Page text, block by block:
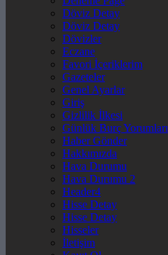
Döviz Detay
Döviz Detay
Dövizler
Eczane
Favori İçeriklerim
Gazeteler
Genel Ayarlar
Giriş
Gizlilik İlkesi
Günlük Burç Yorumları
Haber Gönder
Hakkımızda
Hava Durumu
Hava Durumu 2
Header4
Hisse Detay
Hisse Detay
Hisseler
İletişim